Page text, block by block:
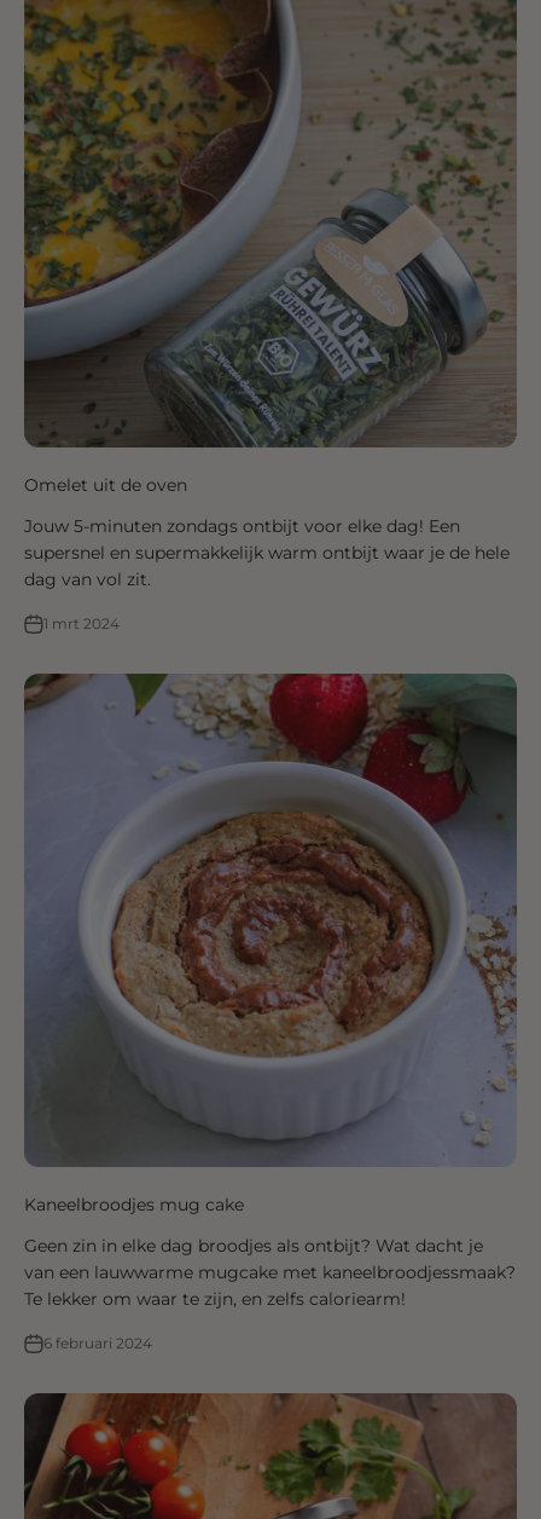
Omelet uit de oven
Jouw 5-minuten zondags ontbijt voor elke dag! Een
supersnel en supermakkelijk warm ontbijt waar je de hele
dag van vol zit.
1 mrt 2024
Kaneelbroodjes mug cake
Geen zin in elke dag broodjes als ontbijt? Wat dacht je
van een lauwwarme mugcake met kaneelbroodjessmaak?
Te lekker om waar te zijn, en zelfs caloriearm!
6 februari 2024